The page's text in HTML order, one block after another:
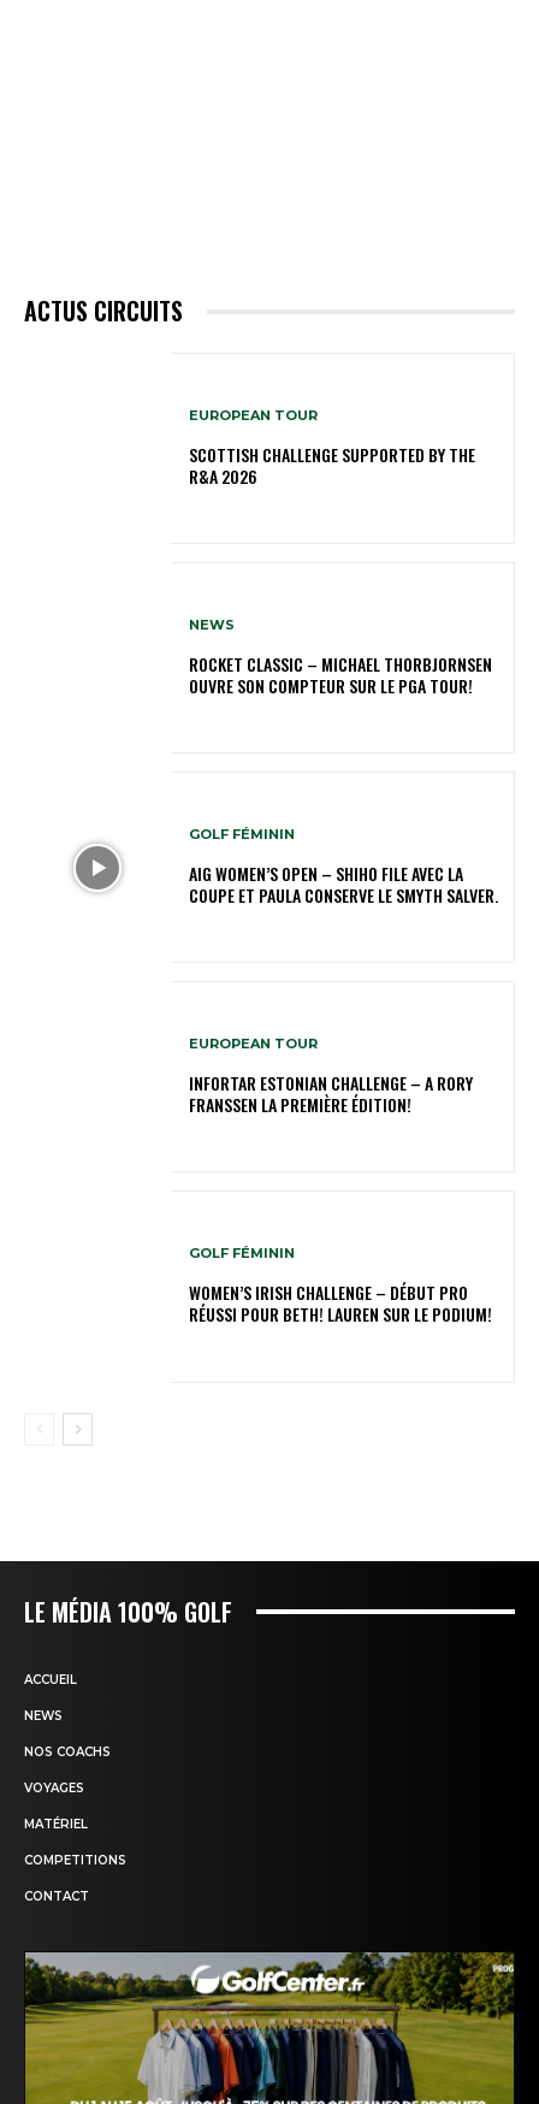
ACTUS CIRCUITS
EUROPEAN TOUR
SCOTTISH CHALLENGE SUPPORTED BY THE
R&A 2026
NEWS
ROCKET CLASSIC – MICHAEL THORBJORNSEN
OUVRE SON COMPTEUR SUR LE PGA TOUR!
GOLF FÉMININ
AIG WOMEN’S OPEN – SHIHO FILE AVEC LA
COUPE ET PAULA CONSERVE LE SMYTH SALVER.
EUROPEAN TOUR
INFORTAR ESTONIAN CHALLENGE – A RORY
FRANSSEN LA PREMIÈRE ÉDITION!
GOLF FÉMININ
WOMEN’S IRISH CHALLENGE – DÉBUT PRO
RÉUSSI POUR BETH! LAUREN SUR LE PODIUM!
LE MÉDIA 100% GOLF
ACCUEIL
NEWS
NOS COACHS
VOYAGES
MATÉRIEL
COMPETITIONS
CONTACT